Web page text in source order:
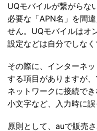
UQモバイルが繋がらな
必要な「APN名」を間
せん。UQモバイルはオ
設定などは自分でしなく
その際に、インターネ
する項目がありますが
ネットワークに接続で
小文字など、入力時に誤
原則として、auで販売